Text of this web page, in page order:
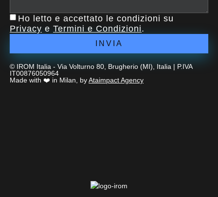
Ho letto e accettato le condizioni su
Privacy e Termini e Condizioni.
INVIA
© IROM Italia - Via Volturno 80, Brugherio (MI), Italia | P.IVA
IT00876050964
Made with ❤️ in Milan, byAtaimpact Agency